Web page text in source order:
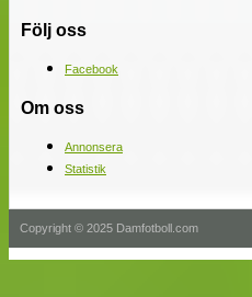
Följ oss
Facebook
Om oss
Annonsera
Statistik
Copyright © 2025 Damfotboll.com